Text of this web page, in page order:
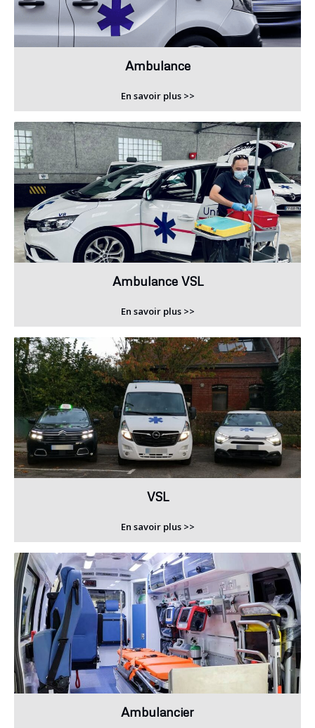
Ambulance
En savoir plus >>
Ambulance VSL
En savoir plus >>
VSL
En savoir plus >>
Ambulancier